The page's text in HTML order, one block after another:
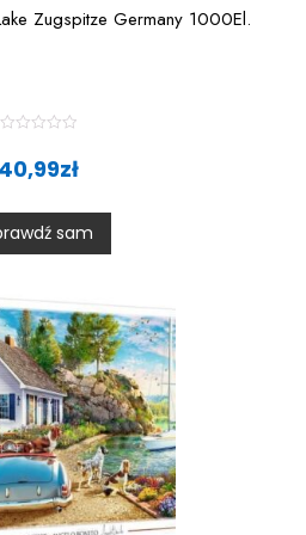
Zugspitze Germany 1000El.
t
0
o
u
t
40,99zł
sam